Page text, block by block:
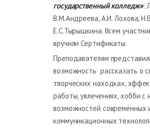
государственный колледж»:
В.М.Андреева, А.И. Лохова,
Е.С.Тырышкина. Всем
вручили Сертификаты.
Преподавателям
возможность рассказать о
творческих находках,
работы, увлечениях, хобби с
возможностей
коммуникационных